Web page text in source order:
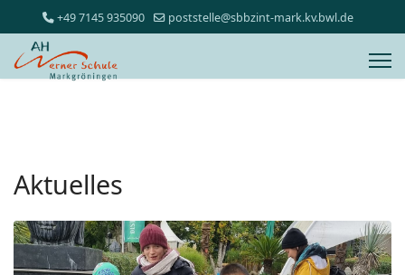
+49 7145 935090 poststelle@sbbzint-mark.kv.bwl.de
Aktuelles